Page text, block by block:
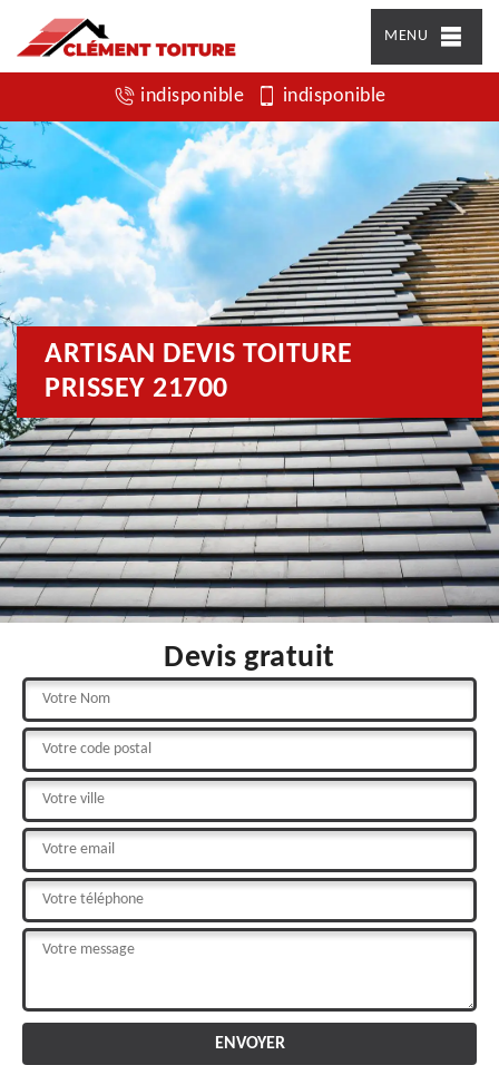
MENU
indisponible indisponible
ARTISAN DEVIS TOITURE
PRISSEY 21700
Devis gratuit